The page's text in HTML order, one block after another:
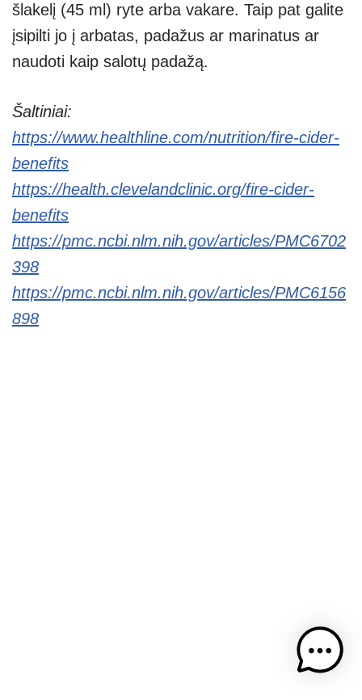
šlakelį (45 ml) ryte arba vakare. Taip pat galite
įsipilti jo į arbatas, padažus ar marinatus ar
naudoti kaip salotų padažą.
Šaltiniai:
https://www.healthline.com/nutrition/fire-cider-
benefits
https://health.clevelandclinic.org/fire-cider-
benefits
https://pmc.ncbi.nlm.nih.gov/articles/PMC6702
398
https://pmc.ncbi.nlm.nih.gov/articles/PMC6156
898